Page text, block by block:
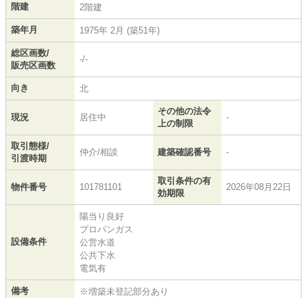
階建 2階建
築年月 1975年 2月 (築51年)
総区画数/
販売区画数
-/-
向き 北
現況 居住中
その他の法令
上の制限
-
取引態様/
引渡時期
仲介/相談 建築確認番号 -
物件番号 101781101
取引条件の有
効期限
2026年08月22日
設備条件
陽当り良好
プロパンガス
公営水道
公共下水
電気有
備考 ※増築未登記部分あり